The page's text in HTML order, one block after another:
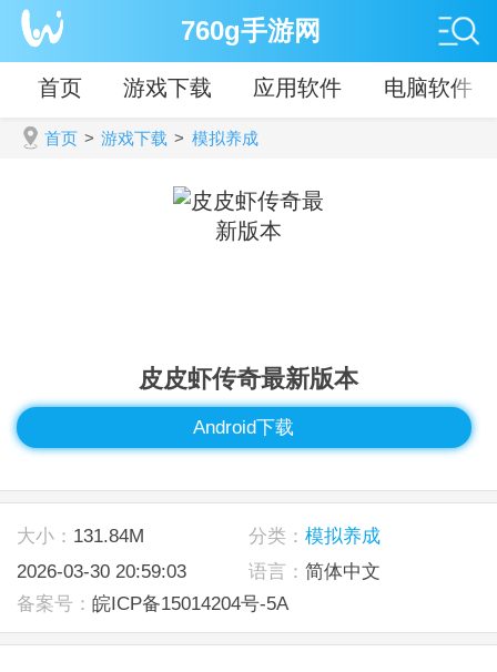
760g手游网
首页 游戏下载 应用软件 电脑软件
首页 > 游戏下载 > 模拟养成
皮皮虾传奇最新版本
Android下载
大小： 131.84M 分类： 模拟养成
2026-03-30 20:59:03
语言： 简体中文
备案号： 皖ICP备15014204号-5A